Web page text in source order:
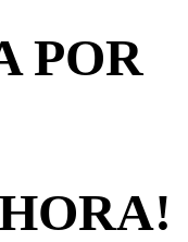
POR